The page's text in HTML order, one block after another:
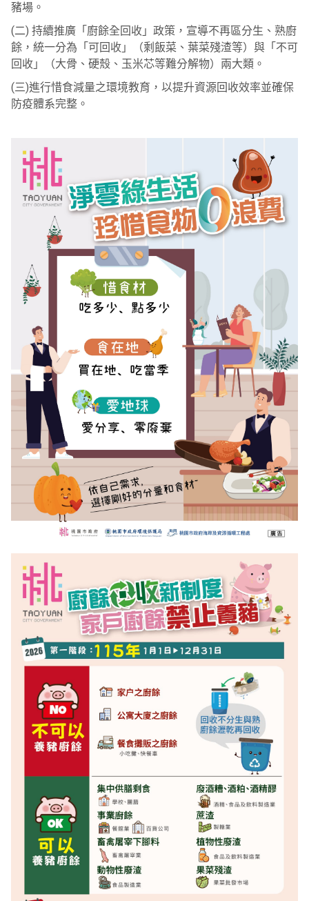
豬場。
(二) 持續推廣「廚餘全回收」政策，宣導不再區分生、熟廚
餘，統一分為「可回收」（剩飯菜、葉菜殘渣等）與「不可
回收」（大骨、硬殼、玉米芯等難分解物）兩大類。
(三)進行惜食減量之環境教育，以提升資源回收效率並確保
防疫體系完整。